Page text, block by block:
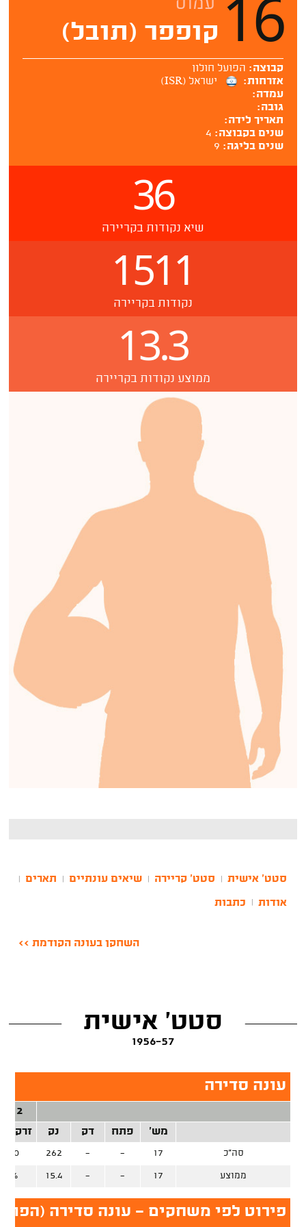
16 עמוס
קופפר (תובל)
קבוצה: הפועל חולון
אזרחות:
ישראל (ISR)
עמדה:
גובה:
תאריך לידה:
שנים בקבוצה: 4
שנים בליגה: 9
36
שיא נקודות בקריירה
1511
נקודות בקריירה
13.3
ממוצע נקודות בקריירה
סטט' אישית סטט' קריירה שיאים עונתיים תארים
אודות כתבות
השחקן בעונה הקודמת >>
סטט' אישית
1956-57
עונה סדירה
2 נק'
מש'
פתח דק נק זרק/
סה"כ 17
-
-
262
0/0
ממוצע 17
-
-
15.4
0%
פירוט לפי משחקים - עונה סדירה